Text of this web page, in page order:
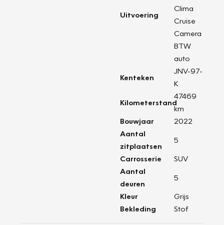
Uitvoering
Clima
Cruise
Camera
BTW
auto
Kenteken
JNV-97-
K
Kilometerstand
47469
km
Bouwjaar
2022
Aantal
zitplaatsen
5
Carrosserie
SUV
Aantal
deuren
5
Kleur
Grijs
Bekleding
Stof